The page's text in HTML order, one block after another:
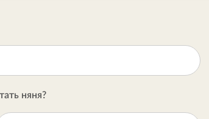
няня?